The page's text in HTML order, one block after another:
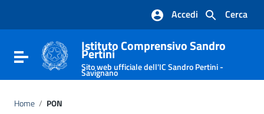
Vai al footer
Cerca
Accedi
Attiva / disattiva la navigazione
Istituto Comprensivo Sandro
Pertini
Sito web ufficiale dell'IC Sandro Pertini -
Savignano
Home / PON